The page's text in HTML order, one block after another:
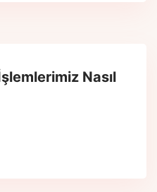
Nasıl